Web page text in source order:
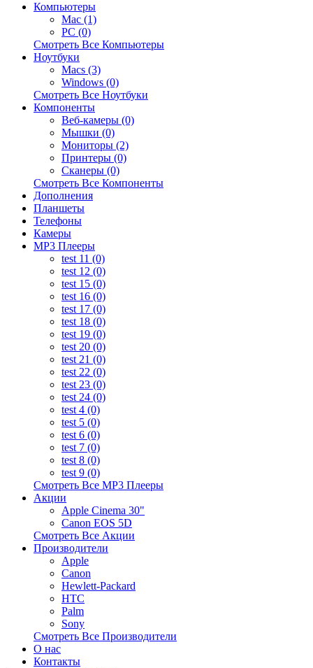
Компьютеры
Mac (1)
PC (0)
Смотреть Все Компьютеры
Ноутбуки
Macs (3)
Windows (0)
Смотреть Все Ноутбуки
Компоненты
Веб-камеры (0)
Мышки (0)
Мониторы (2)
Принтеры (0)
Сканеры (0)
Смотреть Все Компоненты
Дополнения
Планшеты
Телефоны
Камеры
MP3 Плееры
test 11 (0)
test 12 (0)
test 15 (0)
test 16 (0)
test 17 (0)
test 18 (0)
test 19 (0)
test 20 (0)
test 21 (0)
test 22 (0)
test 23 (0)
test 24 (0)
test 4 (0)
test 5 (0)
test 6 (0)
test 7 (0)
test 8 (0)
test 9 (0)
Смотреть Все MP3 Плееры
Акции
Apple Cinema 30"
Canon EOS 5D
Смотреть Все Акции
Производители
Apple
Canon
Hewlett-Packard
HTC
Palm
Sony
Смотреть Все Производители
О нас
Контакты